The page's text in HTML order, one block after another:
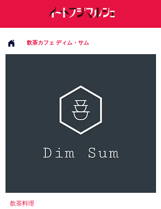
飲茶カフェ ディム・サム
飲茶料理